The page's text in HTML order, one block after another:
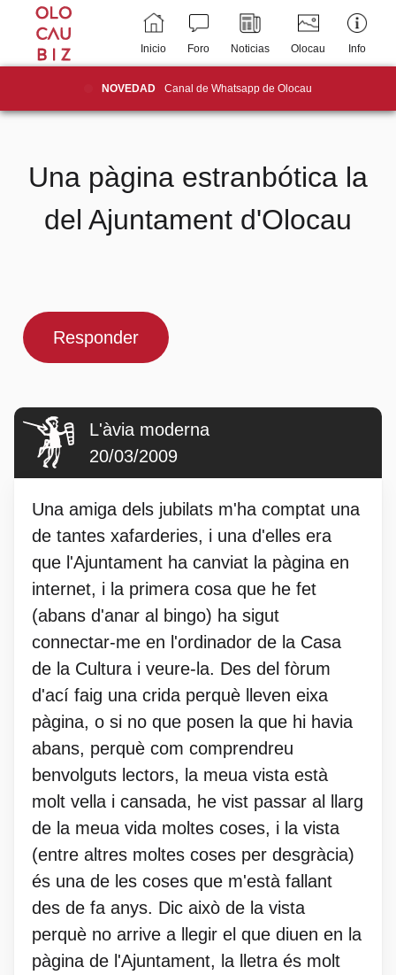
Inicio Foro Noticias Olocau Info
NOVEDAD Canal de Whatsapp de Olocau
Una pàgina estranbótica la
del Ajuntament d'Olocau
Responder
L'àvia moderna
20/03/2009
Una amiga dels jubilats m'ha comptat una
de tantes xafarderies, i una d'elles era
que l'Ajuntament ha canviat la pàgina en
internet, i la primera cosa que he fet
(abans d'anar al bingo) ha sigut
connectar-me en l'ordinador de la Casa
de la Cultura i veure-la. Des del fòrum
d'ací faig una crida perquè lleven eixa
pàgina, o si no que posen la que hi havia
abans, perquè com comprendreu
benvolguts lectors, la meua vista està
molt vella i cansada, he vist passar al llarg
de la meua vida moltes coses, i la vista
(entre altres moltes coses per desgràcia)
és una de les coses que m'està fallant
des de fa anys. Dic això de la vista
perquè no arrive a llegir el que diuen en la
pàgina de l'Ajuntament, la lletra és molt